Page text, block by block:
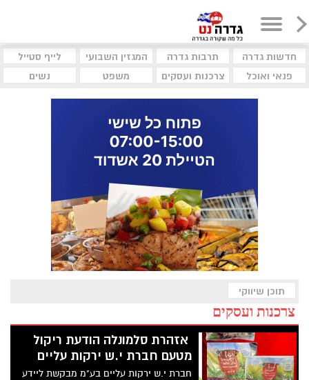
חדשות גדרה תרבות גדרה המגזין השבועי
לייף סטייל
פנאי ואוכל
צרכנות ועסקים משפט נשים
תוכן שיווקי
צרכנות ועסקים
אזהרת סלמונלה הודעת ריקול
מטעם חברת י.ש ירקות עליים
חברת י.ש ירקות עליים בע"מ מבקשת ליידע